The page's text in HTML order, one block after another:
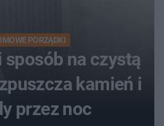
PORZĄDKI
sposób na czystą
kamień i
przez noc